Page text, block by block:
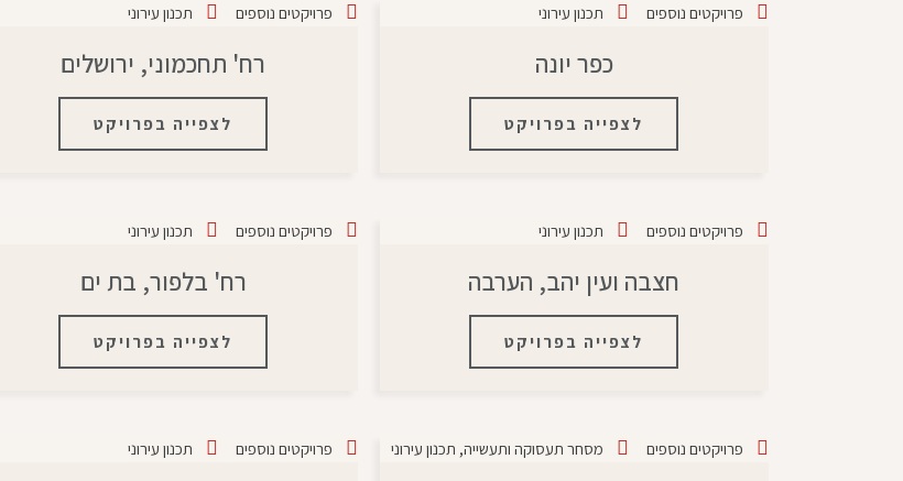
פרויקטים נוספים תכנון עירוני
כפר יונה
לצפייה בפרויקט
פרויקטים נוספים תכנון עירוני
רח' תחכמוני, ירושלים
לצפייה בפרויקט
פרויקטים נוספים תכנון עירוני
חצבה ועין יהב, הערבה
לצפייה בפרויקט
פרויקטים נוספים תכנון עירוני
רח' בלפור, בת ים
לצפייה בפרויקט
פרויקטים נוספים מסחר תעסוקה ותעשייה, תכנון עירוני פרויקטים נוספים תכנון עירוני